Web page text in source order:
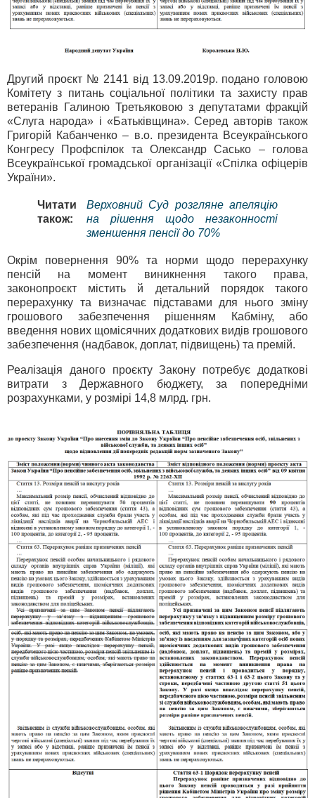
Другий проєкт № 2141 від 13.09.2019р. подано головою
Комітету з питань соціальної політики та захисту прав
ветеранів Галиною Третьяковою з депутатами фракцій
«Слуга народа» і «Батьківщина». Серед авторів також
Григорій Кабанченко – в.о. президента Всеукраїнського
Конгресу Профспілок та Олександр Сасько – голова
Всеукраїнської громадської організації «Спілка офіцерів
України».
Читати
також:
Верховний Суд розгляне апеляцію
на рішення щодо незаконності
зменшення пенсії до 70%
Окрім повернення 90% та норми щодо перерахунку
пенсій на момент виникнення такого права,
законопроєкт містить й детальний порядок такого
перерахунку та визначає підставами для нього зміну
грошового забезпечення рішенням Кабміну, або
введення нових щомісячних додаткових видів грошового
забезпечення (надбавок, доплат, підвищень) та премій.
Реалізація даного проєкту Закону потребує додаткові
витрати з Державного бюджету, за попередніми
розрахунками, у розмірі 14,8 млрд. грн.